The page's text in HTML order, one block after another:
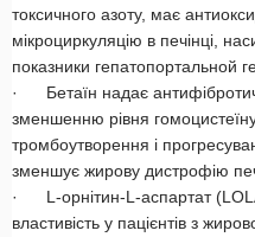
токсичного азоту, має
мікроциркуляцію в печінці,
показники гепатопортальной
· Бетаїн надає
зменшенню рівня
тромбоутворення і
зменшує жирову дистрофію
· L-орнітин-L-аспартат
властивість у пацієнтів з